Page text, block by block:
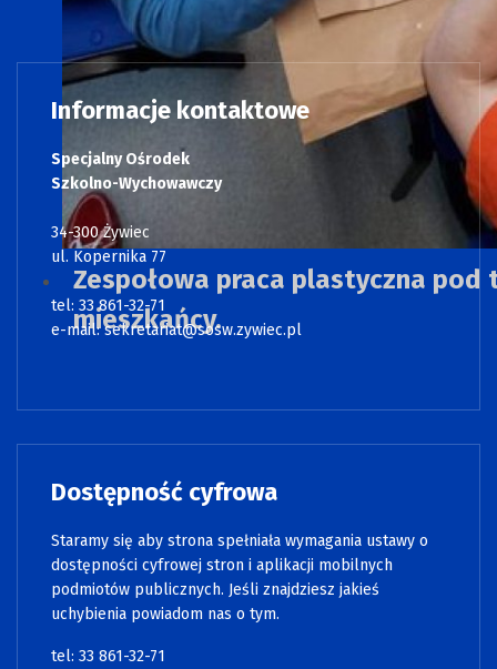
Zespołowa praca plastyczna pod
mieszkańcy.
Informacje kontaktowe
Specjalny Ośrodek
Szkolno-Wychowawczy
34-300 Żywiec
ul. Kopernika 77
tel: 33 861-32-71
e-mail:sekretariat@sosw.zywiec.pl
Dostępność cyfrowa
Staramy się aby strona spełniała wymagania ustawy o
dostępności cyfrowej stron i aplikacji mobilnych
podmiotów publicznych. Jeśli znajdziesz jakieś
uchybienia powiadom nas o tym.
tel: 33 861-32-71